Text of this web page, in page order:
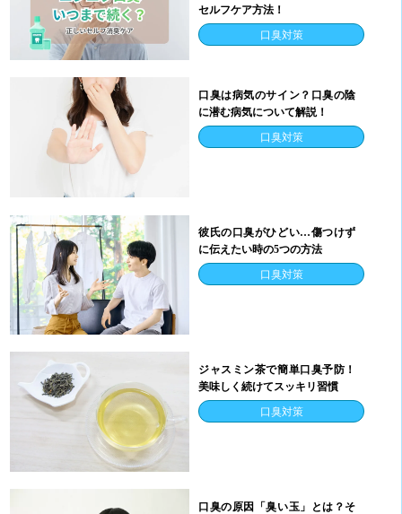
セルフケア方法！
口臭対策
口臭は病気のサイン？口臭の陰
に潜む病気について解説！
口臭対策
彼氏の口臭がひどい…傷つけず
に伝えたい時の5つの方法
口臭対策
ジャスミン茶で簡単口臭予防！
美味しく続けてスッキリ習慣
口臭対策
口臭の原因「臭い玉」とは？そ